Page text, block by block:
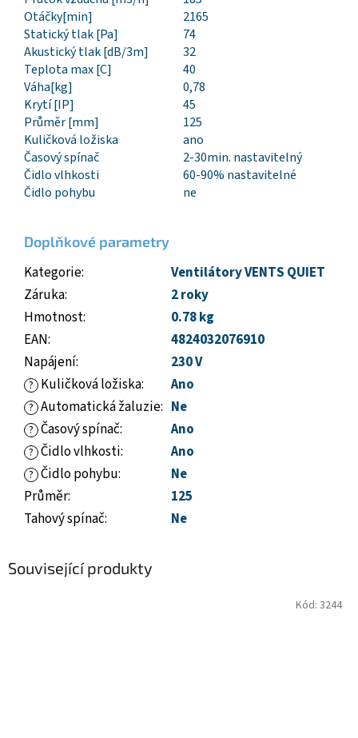
Otáčky[min]
2165
Statický tlak [Pa]
74
Akustický tlak [dB/3m]
32
Teplota max [C]
40
Váha[kg]
0,78
Krytí [IP]
45
Průměr [mm]
125
Kuličková ložiska
ano
Časový spínač
2-30min. nastavitelný
Čidlo vlhkosti
60-90% nastavitelné
Čidlo pohybu
ne
Doplňkové parametry
Kategorie:
Ventilátory VENTS QUIET
Záruka:
2 roky
Hmotnost:
0.78 kg
EAN:
4824032076910
Napájení: 230 V
? Kuličková ložiska: Ano
? Automatická žaluzie: Ne
? Časový spínač: Ano
? Čidlo vlhkosti: Ano
? Čidlo pohybu:
Ne
Průměr:
125
Tahový spínač: Ne
Související produkty
Kód: 3244